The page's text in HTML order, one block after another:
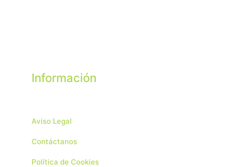
Información
Aviso Legal
Contáctanos
Política de Cookies